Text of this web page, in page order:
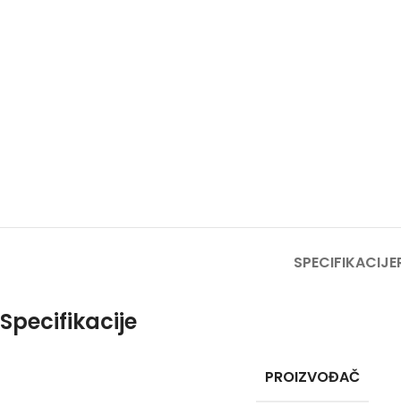
SPECIFIKACIJE
Specifikacije
PROIZVOĐAČ